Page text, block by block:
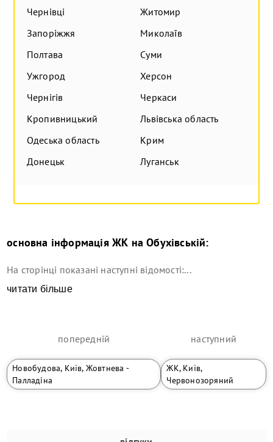
Чернівці
Житомир
Запоріжжя
Миколаїв
Полтава
Суми
Ужгород
Херсон
Чернігів
Черкаси
Кропивницький
Львівська область
Одеська область
Крим
Донецьк
Луганськ
основна інформаціяЖК на Обухівській:
На сторінці показані наступні відомості:...
читати більше
попередній
Новобудова, Київ, Жовтнева -
Палладіна
наступний
ЖК, Київ,
Червонозоряний